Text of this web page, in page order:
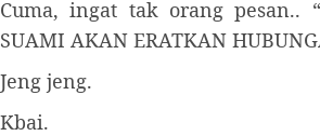
Cuma, ingat tak orang pesan..
SUAMI AKAN ERATKAN
Jeng jeng.
Kbai.